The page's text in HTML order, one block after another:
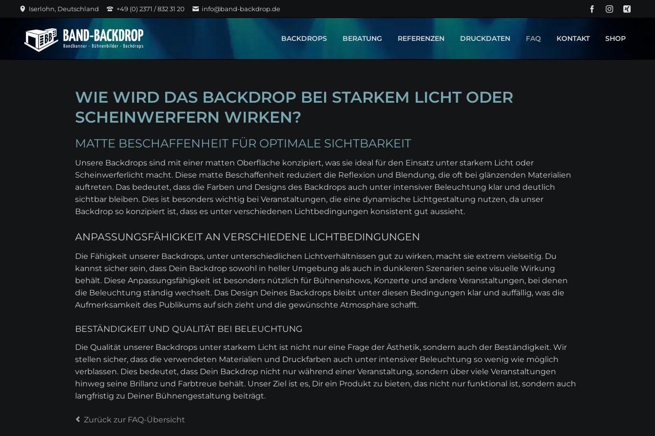
Iserlohn, Deutschland +49 (0) 2371 / 832 31 20 info@band-backdrop.de
BACKDROPS BERATUNG REFERENZEN DRUCKDATEN FAQ KONTAKT SHOP
WIE WIRD DAS BACKDROP BEI STARKEM LICHT ODER
SCHEINWERFERN WIRKEN?
MATTE BESCHAFFENHEIT FÜR OPTIMALE SICHTBARKEIT
Unsere Backdrops sind mit einer matten Oberfläche konzipiert, was sie ideal für den Einsatz unter starkem Licht oder
Scheinwerferlicht macht. Diese matte Beschaffenheit reduziert die Reflexion und Blendung, die oft bei glänzenden Materialien
auftreten. Das bedeutet, dass die Farben und Designs des Backdrops auch unter intensiver Beleuchtung klar und deutlich
sichtbar bleiben. Dies ist besonders wichtig bei Veranstaltungen, die eine dynamische Lichtgestaltung nutzen, da unser
Backdrop so konzipiert ist, dass es unter verschiedenen Lichtbedingungen konsistent gut aussieht.
ANPASSUNGSFÄHIGKEIT AN VERSCHIEDENE LICHTBEDINGUNGEN
Die Fähigkeit unserer Backdrops, unter unterschiedlichen Lichtverhältnissen gut zu wirken, macht sie extrem vielseitig. Du
kannst sicher sein, dass Dein Backdrop sowohl in heller Umgebung als auch in dunkleren Szenarien seine visuelle Wirkung
behält. Diese Anpassungsfähigkeit ist besonders nützlich für Bühnenshows, Konzerte und andere Veranstaltungen, bei denen
die Beleuchtung ständig wechselt. Das Design Deines Backdrops bleibt unter diesen Bedingungen klar und auffällig, was die
Aufmerksamkeit des Publikums auf sich zieht und die gewünschte Atmosphäre schafft.
BESTÄNDIGKEIT UND QUALITÄT BEI BELEUCHTUNG
Die Qualität unserer Backdrops unter starkem Licht ist nicht nur eine Frage der Ästhetik, sondern auch der Beständigkeit. Wir
stellen sicher, dass die verwendeten Materialien und Druckfarben auch unter intensiver Beleuchtung so wenig wie möglich
verblassen. Dies bedeutet, dass Dein Backdrop nicht nur während einer Veranstaltung, sondern über viele Veranstaltungen
hinweg seine Brillanz und Farbtreue behält. Unser Ziel ist es, Dir ein Produkt zu bieten, das nicht nur funktional ist, sondern auch
langfristig zu Deiner Bühnengestaltung beiträgt.
Zurück zur FAQ-Übersicht